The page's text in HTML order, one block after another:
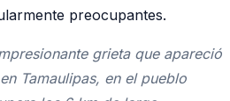
preocupantes.
grieta que apareció
Tamaulipas, en el pueblo